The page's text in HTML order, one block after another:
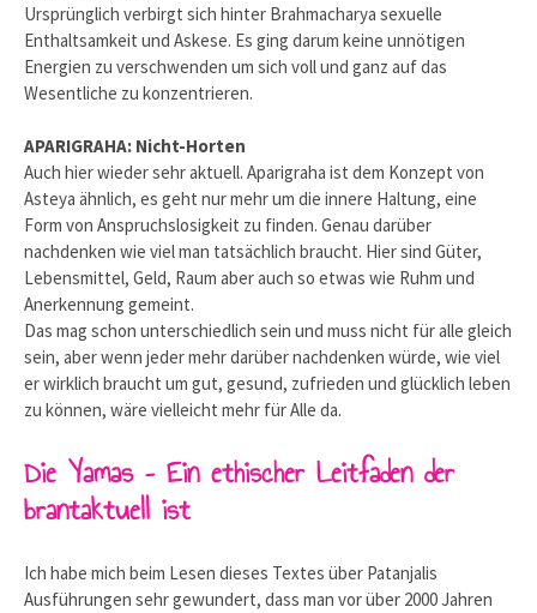
Ursprünglich verbirgt sich hinter Brahmacharya sexuelle
Enthaltsamkeit und Askese. Es ging darum keine unnötigen
Energien zu verschwenden um sich voll und ganz auf das
Wesentliche zu konzentrieren.
APARIGRAHA: Nicht-Horten
Auch hier wieder sehr aktuell. Aparigraha ist dem Konzept von
Asteya ähnlich, es geht nur mehr um die innere Haltung, eine
Form von Anspruchslosigkeit zu finden. Genau darüber
nachdenken wie viel man tatsächlich braucht. Hier sind Güter,
Lebensmittel, Geld, Raum aber auch so etwas wie Ruhm und
Anerkennung gemeint.
Das mag schon unterschiedlich sein und muss nicht für alle gleich
sein, aber wenn jeder mehr darüber nachdenken würde, wie viel
er wirklich braucht um gut, gesund, zufrieden und glücklich leben
zu können, wäre vielleicht mehr für Alle da.
Die Yamas – Ein ethischer Leitfaden der
brantaktuell ist
Ich habe mich beim Lesen dieses Textes über Patanjalis
Ausführungen sehr gewundert, dass man vor über 2000 Jahren